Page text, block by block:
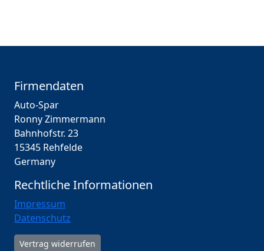
Firmendaten
Auto-Spar
Ronny Zimmermann
Bahnhofstr. 23
15345 Rehfelde
Germany
Rechtliche Informationen
Impressum
Datenschutz
Vertrag widerrufen